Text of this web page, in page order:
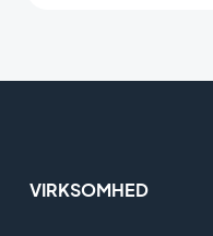
VIRKSOMHED